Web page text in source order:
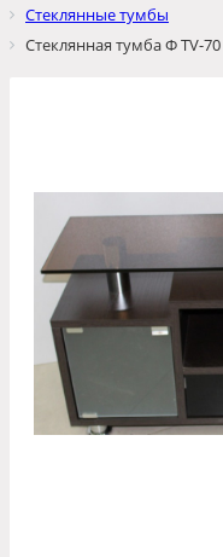
Стеклянные тумбы
Стеклянная тумба Ф TV-